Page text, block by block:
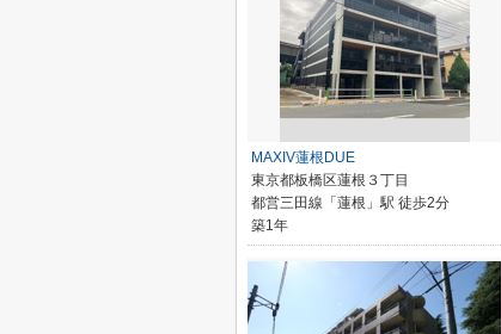
MAXIV蓮根DUE
東京都板橋区蓮根３丁目
都営三田線「蓮根」駅 徒歩2分
築1年